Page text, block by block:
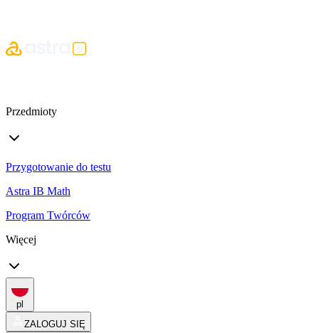
Przedmioty
Przygotowanie do testu
Astra IB Math
Program Twórców
Więcej
pl
ZALOGUJ SIĘ